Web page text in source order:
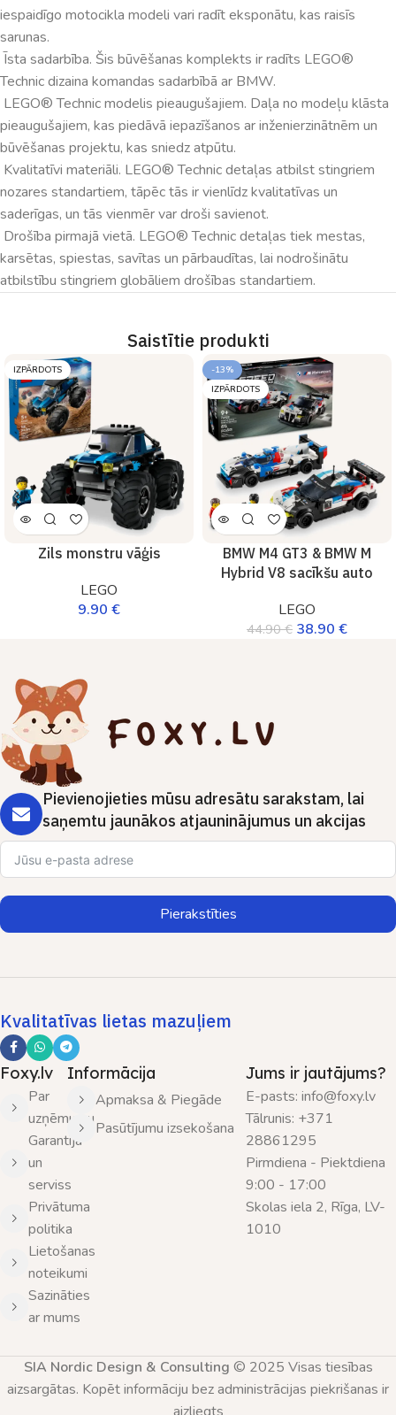
iespaidīgo motocikla modeli vari radīt eksponātu, kas raisīs
sarunas.
Īsta sadarbība. Šis būvēšanas komplekts ir radīts LEGO®
Technic dizaina komandas sadarbībā ar BMW.
LEGO® Technic modelis pieaugušajiem. Daļa no modeļu klāsta
pieaugušajiem, kas piedāvā iepazīšanos ar inženierzinātnēm un
būvēšanas projektu, kas sniedz atpūtu.
Kvalitatīvi materiāli. LEGO® Technic detaļas atbilst stingriem
nozares standartiem, tāpēc tās ir vienlīdz kvalitatīvas un
saderīgas, un tās vienmēr var droši savienot.
Drošība pirmajā vietā. LEGO® Technic detaļas tiek mestas,
karsētas, spiestas, savītas un pārbaudītas, lai nodrošinātu
atbilstību stingriem globāliem drošības standartiem.
Saistītie produkti
IZPĀRDOTS
Zils monstru vāģis
LEGO
9.90 €
-13%
IZPĀRDOTS
BMW M4 GT3 & BMW M
Hybrid V8 sacīkšu auto
LEGO
44.90€ 38.90 €
Pievienojieties mūsu adresātu sarakstam, lai
saņemtu jaunākos atjauninājumus un akcijas
Pierakstīties
Kvalitatīvas lietas mazuļiem
Foxy.lv
Par
uzņēmumu
Garantija
un
serviss
Privātuma
politika
Lietošanas
noteikumi
Sazināties
ar mums
Informācija
Apmaksa & Piegāde
Pasūtījumu izsekošana
Jums ir jautājums?
E-pasts: info@foxy.lv
Tālrunis: +371
28861295
Pirmdiena - Piektdiena
9:00 - 17:00
Skolas iela 2, Rīga, LV-
1010
SIA Nordic Design & Consulting © 2025 Visas tiesības
aizsargātas. Kopēt informāciju bez administrācijas piekrišanas ir